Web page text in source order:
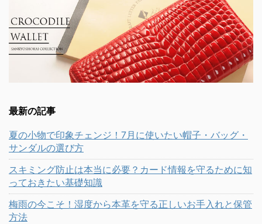
最新の記事
夏の小物で印象チェンジ！7月に使いたい帽子・バッグ・
サンダルの選び方
スキミング防止は本当に必要？カード情報を守るために知
っておきたい基礎知識
梅雨の今こそ！湿度から本革を守る正しいお手入れと保管
方法